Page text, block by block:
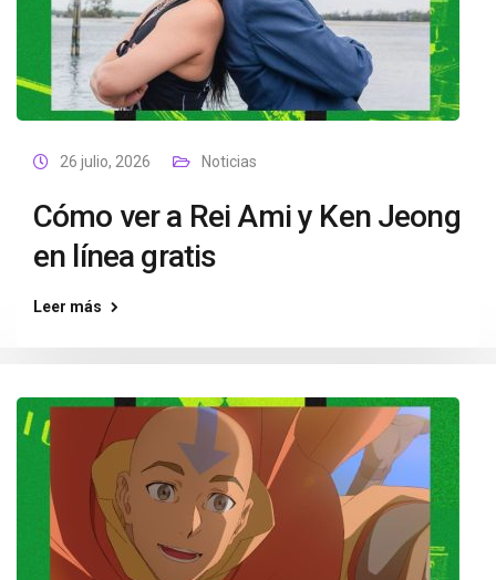
26 julio, 2026 Noticias
Cómo ver a Rei Ami y Ken Jeong
en línea gratis
Leer más